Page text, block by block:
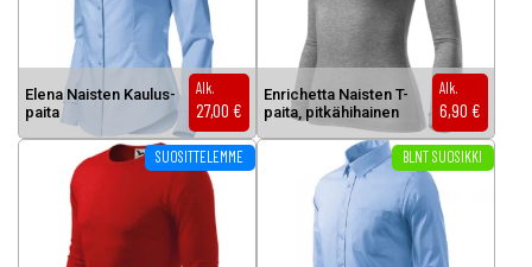
Ele­na Nais­ten Kau­lus­
pai­ta
Alk.
27,00 €
En­ric­het­ta Nais­ten T-
pai­ta, pit­kä­hi­hai­nen
Alk.
6,90 €
SUOSITTELEMME
Tällä tuotteella on useampi muunnelma. Voit tehdä valinnat
BLNT SUOSIKKI
Tällä tuotteella on useampi